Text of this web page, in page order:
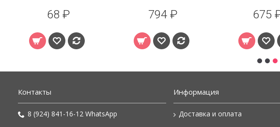
68 ₽ 794 ₽ 675
Контакты
8 (924) 841-16-12 WhatsApp
Информация
Доставка и оплата